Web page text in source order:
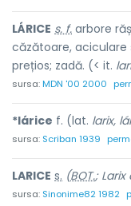
LÁRICE s. f. arbore
căzătoare,
prețios; zadă. (< it.
sursa:MDN '00 2000
*lárice f. (lat. larix,
sursa: Scriban 1939
LARICE s. (BOT.;
sursa: Sinonime82 1982